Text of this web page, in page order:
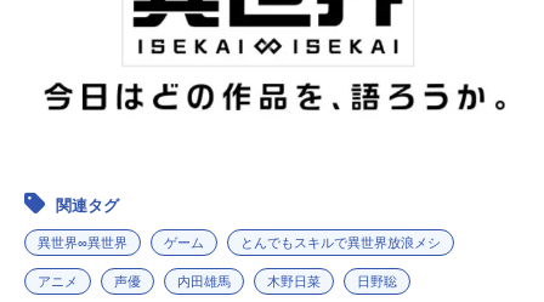
関連タグ
異世界∞異世界 ゲーム とんでもスキルで異世界放浪メシ
アニメ 声優 内田雄馬 木野日菜 日野聡